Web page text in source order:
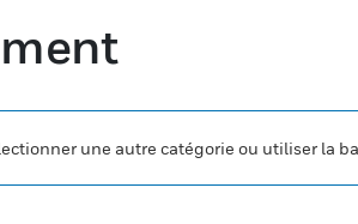
une autre catégorie ou utiliser la